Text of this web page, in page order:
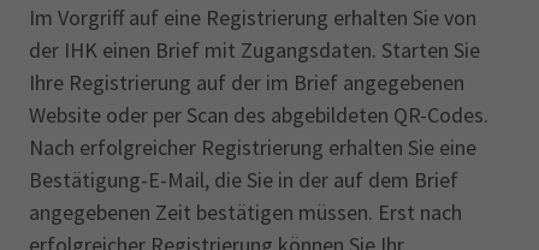
Im Vorgriff auf eine Registrierung erhalten Sie von
der IHK einen Brief mit Zugangsdaten. Starten Sie
Ihre Registrierung auf der im Brief angegebenen
Website oder per Scan des abgebildeten QR-Codes.
Nach erfolgreicher Registrierung erhalten Sie eine
Bestätigung-E-Mail, die Sie in der auf dem Brief
angegebenen Zeit bestätigen müssen. Erst nach